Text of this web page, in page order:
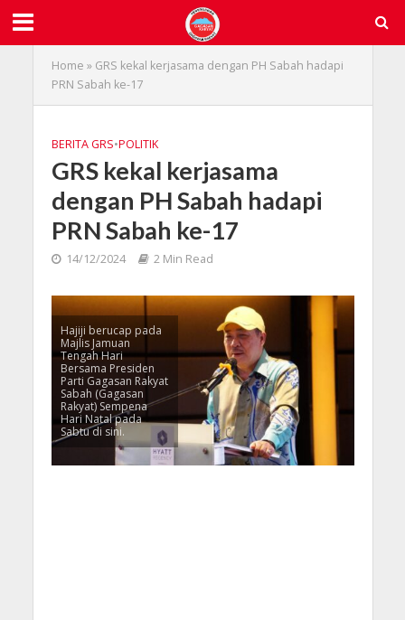
Home » GRS kekal kerjasama dengan PH Sabah hadapi
PRN Sabah ke-17
BERITA GRS•POLITIK
GRS kekal kerjasama
dengan PH Sabah hadapi
PRN Sabah ke-17
14/12/2024 2 Min Read
Hajiji berucap pada
Majlis Jamuan
Tengah Hari
Bersama Presiden
Parti Gagasan Rakyat
Sabah (Gagasan
Rakyat) Sempena
Hari Natal pada
Sabtu di sini.